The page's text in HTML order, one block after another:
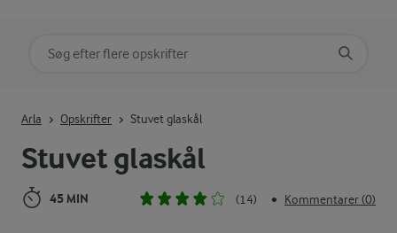
Stuvet glaskål
45 MIN (14) • Kommentarer (0)
Arla Opskrifter Stuvet glaskål
Søg på kategori